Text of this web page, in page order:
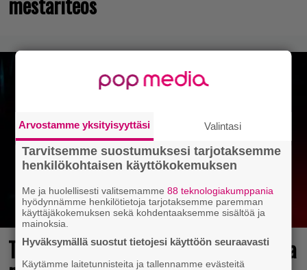
Tulevasta Resident Evil -uusioversiosta
Arvostamme yksityisyyttäsi Valintasi
Tarvitsemme suostumuksesi tarjotaksemme
henkilökohtaisen käyttökokemuksen
Me ja huolellisesti valitsemamme88 teknologiakumppania
hyödynnämme henkilötietoja tarjotaksemme paremman
käyttäjäkokemuksen sekä kohdentaaksemme sisältöä ja
mainoksia.
Hyväksymällä suostut tietojesi käyttöön seuraavasti
Käytämme laitetunnisteita ja tallennamme evästeitä